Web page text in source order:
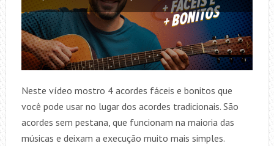
Neste vídeo mostro 4 acordes fáceis e bonitos que
você pode usar no lugar dos acordes tradicionais. São
acordes sem pestana, que funcionam na maioria das
músicas e deixam a execução muito mais simples.